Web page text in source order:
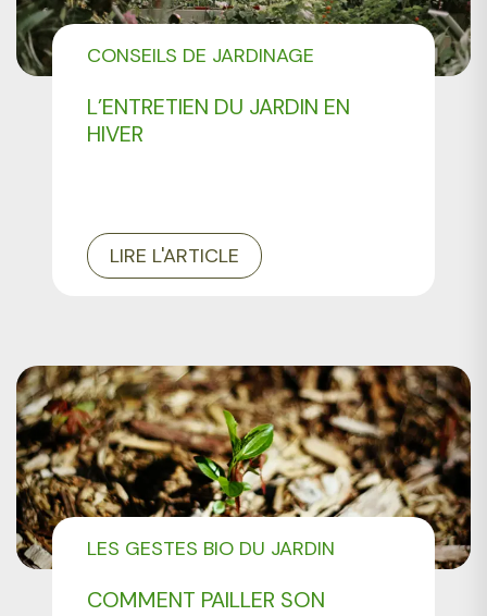
L’ENTRETIEN DU JARDIN EN
HIVER
CONSEILS DE JARDINAGE
LIRE L'ARTICLE
COMMENT PAILLER SON
LES GESTES BIO DU JARDIN